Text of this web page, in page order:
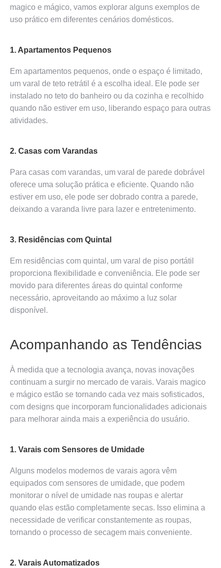
magico e mágico, vamos explorar alguns exemplos de
uso prático em diferentes cenários domésticos.
1. Apartamentos Pequenos
Em apartamentos pequenos, onde o espaço é limitado,
um varal de teto retrátil é a escolha ideal. Ele pode ser
instalado no teto do banheiro ou da cozinha e recolhido
quando não estiver em uso, liberando espaço para outras
atividades.
2. Casas com Varandas
Para casas com varandas, um varal de parede dobrável
oferece uma solução prática e eficiente. Quando não
estiver em uso, ele pode ser dobrado contra a parede,
deixando a varanda livre para lazer e entretenimento.
3. Residências com Quintal
Em residências com quintal, um varal de piso portátil
proporciona flexibilidade e conveniência. Ele pode ser
movido para diferentes áreas do quintal conforme
necessário, aproveitando ao máximo a luz solar
disponível.
Acompanhando as Tendências
À medida que a tecnologia avança, novas inovações
continuam a surgir no mercado de varais. Varais magico
e mágico estão se tornando cada vez mais sofisticados,
com designs que incorporam funcionalidades adicionais
para melhorar ainda mais a experiência do usuário.
1. Varais com Sensores de Umidade
Alguns modelos modernos de varais agora vêm
equipados com sensores de umidade, que podem
monitorar o nível de umidade nas roupas e alertar
quando elas estão completamente secas. Isso elimina a
necessidade de verificar constantemente as roupas,
tornando o processo de secagem mais conveniente.
2. Varais Automatizados